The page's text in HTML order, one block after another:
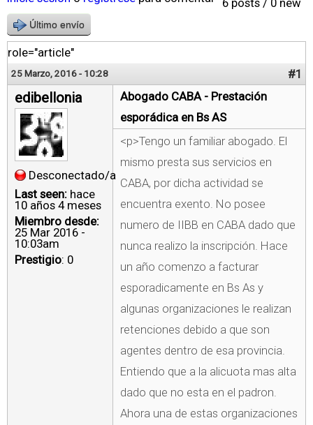
6 posts / 0 new
Último envío
role="article"
25 Marzo, 2016 - 10:28 #1
edibellonia
Desconectado/a
Last seen: hace
10 años 4 meses
Miembro desde:
25 Mar 2016 -
10:03am
Prestigio: 0
Abogado CABA - Prestación
esporádica en Bs AS
<p>Tengo un familiar abogado. El
mismo presta sus servicios en
CABA, por dicha actividad se
encuentra exento. No posee
numero de IIBB en CABA dado que
nunca realizo la inscripción. Hace
un año comenzo a facturar
esporadicamente en Bs As y
algunas organizaciones le realizan
retenciones debido a que son
agentes dentro de esa provincia.
Entiendo que a la alicuota mas alta
dado que no esta en el padron.
Ahora una de estas organizaciones